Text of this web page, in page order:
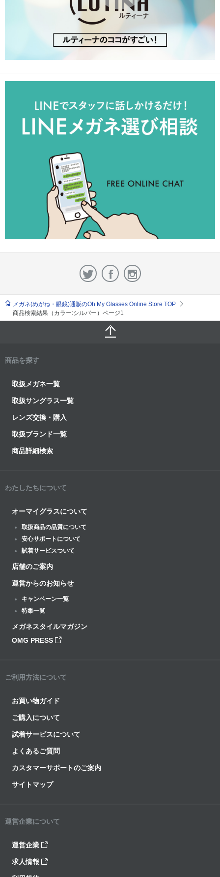
メガネ(めがね・眼鏡)通販のOh My Glasses Online Store TOP
商品検索結果（カラー:シルバー）ページ1
商品を探す
取扱メガネ一覧
取扱サングラス一覧
レンズ交換・購入
取扱ブランド一覧
商品詳細検索
わたしたちについて
オーマイグラスについて
取扱商品の品質について
安心サポートについて
試着サービスついて
店舗のご案内
運営からのお知らせ
キャンペーン一覧
特集一覧
メガネスタイルマガジン
OMG PRESS
ご利用方法について
お買い物ガイド
ご購入について
試着サービスについて
よくあるご質問
カスタマーサポートのご案内
サイトマップ
運営企業について
運営企業
求人情報